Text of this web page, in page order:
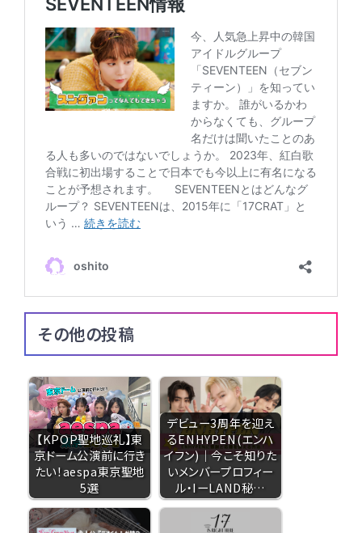
その他の投稿
【KPOP聖地巡礼】東
京ドーム公演前に行き
たい！aespa東京聖地
5選
デビュー3周年を迎え
るENHYPEN(エンハ
イフン)｜今こそ知りた
いメンバープロフィー
ル・IーLAND秘…